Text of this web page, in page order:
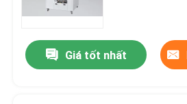
Chuyến tham quan nhà máy
Giá tốt nhất